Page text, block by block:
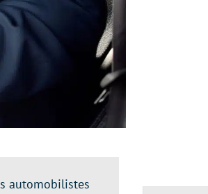
automobilistes